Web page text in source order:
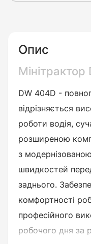
Опис
DW 404D -
відрізняється
роботи водія,
розширеною
з
швидкостей
заднього.
комфортності
професійного
робочого дня за